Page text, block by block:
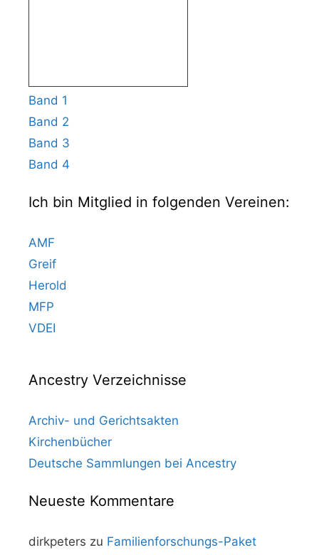
Band 1
Band 2
Band 3
Band 4
Ich bin Mitglied in folgenden Vereinen:
AMF
Greif
Herold
MFP
VDEI
Ancestry Verzeichnisse
Archiv- und Gerichtsakten
Kirchenbücher
Deutsche Sammlungen bei Ancestry
Neueste Kommentare
dirkpeters zu Familienforschungs-Paket